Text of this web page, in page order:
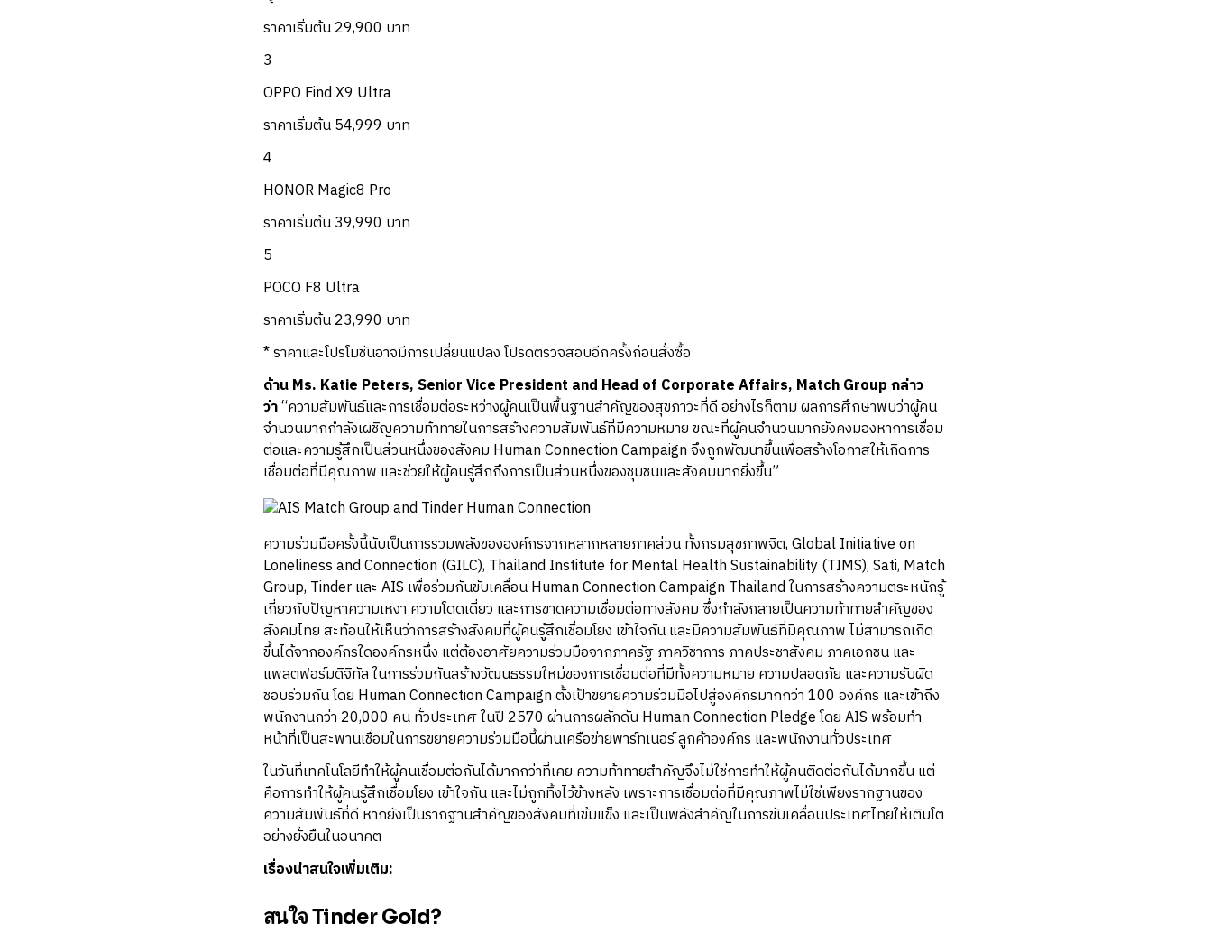
ราคาเริ่มต้น 29,900 บาท
3
OPPO Find X9 Ultra
ราคาเริ่มต้น 54,999 บาท
4
HONOR Magic8 Pro
ราคาเริ่มต้น 39,990 บาท
5
POCO F8 Ultra
ราคาเริ่มต้น 23,990 บาท
* ราคาและโปรโมชันอาจมีการเปลี่ยนแปลง โปรดตรวจสอบอีกครั้งก่อนสั่งซื้อ
ด้าน Ms. Katie Peters, Senior Vice President and Head of Corporate Affairs, Match Group กล่าว
ว่า“ความสัมพันธ์และการเชื่อมต่อระหว่างผู้คนเป็นพื้นฐานสำคัญของสุขภาวะที่ดี อย่างไรก็ตาม ผลการศึกษาพบว่าผู้คน
จำนวนมากกำลังเผชิญความท้าทายในการสร้างความสัมพันธ์ที่มีความหมาย ขณะที่ผู้คนจำนวนมากยังคงมองหาการเชื่อม
ต่อและความรู้สึกเป็นส่วนหนึ่งของสังคม Human Connection Campaign จึงถูกพัฒนาขึ้นเพื่อสร้างโอกาสให้เกิดการ
เชื่อมต่อที่มีคุณภาพ และช่วยให้ผู้คนรู้สึกถึงการเป็นส่วนหนึ่งของชุมชนและสังคมมากยิ่งขึ้น”
ความร่วมมือครั้งนี้นับเป็นการรวมพลังขององค์กรจากหลากหลายภาคส่วน ทั้งกรมสุขภาพจิต, Global Initiative on
Loneliness and Connection (GILC), Thailand Institute for Mental Health Sustainability (TIMS), Sati, Match
Group, Tinder และ AIS เพื่อร่วมกันขับเคลื่อน Human Connection Campaign Thailand ในการสร้างความตระหนักรู้
เกี่ยวกับปัญหาความเหงา ความโดดเดี่ยว และการขาดความเชื่อมต่อทางสังคม ซึ่งกำลังกลายเป็นความท้าทายสำคัญของ
สังคมไทย สะท้อนให้เห็นว่าการสร้างสังคมที่ผู้คนรู้สึกเชื่อมโยง เข้าใจกัน และมีความสัมพันธ์ที่มีคุณภาพ ไม่สามารถเกิด
ขึ้นได้จากองค์กรใดองค์กรหนึ่ง แต่ต้องอาศัยความร่วมมือจากภาครัฐ ภาควิชาการ ภาคประชาสังคม ภาคเอกชน และ
แพลตฟอร์มดิจิทัล ในการร่วมกันสร้างวัฒนธรรมใหม่ของการเชื่อมต่อที่มีทั้งความหมาย ความปลอดภัย และความรับผิด
ชอบร่วมกัน โดย Human Connection Campaign ตั้งเป้าขยายความร่วมมือไปสู่องค์กรมากกว่า 100 องค์กร และเข้าถึง
พนักงานกว่า 20,000 คน ทั่วประเทศ ในปี 2570 ผ่านการผลักดัน Human Connection Pledge โดย AIS พร้อมทำ
หน้าที่เป็นสะพานเชื่อมในการขยายความร่วมมือนี้ผ่านเครือข่ายพาร์ทเนอร์ ลูกค้าองค์กร และพนักงานทั่วประเทศ
ในวันที่เทคโนโลยีทำให้ผู้คนเชื่อมต่อกันได้มากกว่าที่เคย ความท้าทายสำคัญจึงไม่ใช่การทำให้ผู้คนติดต่อกันได้มากขึ้น แต่
คือการทำให้ผู้คนรู้สึกเชื่อมโยง เข้าใจกัน และไม่ถูกทิ้งไว้ข้างหลัง เพราะการเชื่อมต่อที่มีคุณภาพไม่ใช่เพียงรากฐานของ
ความสัมพันธ์ที่ดี หากยังเป็นรากฐานสำคัญของสังคมที่เข้มแข็ง และเป็นพลังสำคัญในการขับเคลื่อนประเทศไทยให้เติบโต
อย่างยั่งยืนในอนาคต
เรื่องน่าสนใจเพิ่มเติม:
สนใจ Tinder Gold?